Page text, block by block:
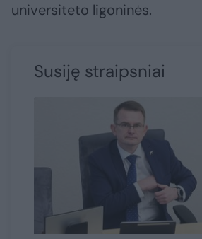
universiteto ligoninės.
Susiję straipsniai